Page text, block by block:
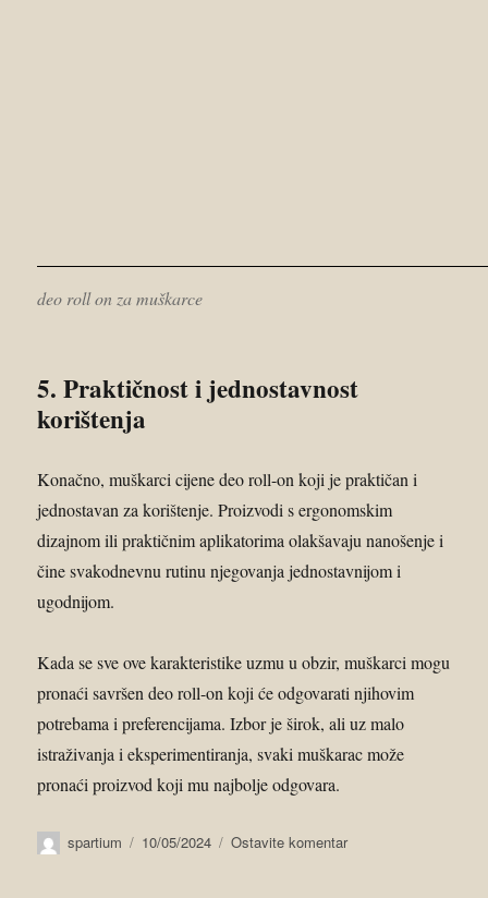
deo roll on za muškarce
5. Praktičnost i jednostavnost
korištenja
Konačno, muškarci cijene deo roll-on koji je praktičan i
jednostavan za korištenje. Proizvodi s ergonomskim
dizajnom ili praktičnim aplikatorima olakšavaju nanošenje i
čine svakodnevnu rutinu njegovanja jednostavnijom i
ugodnijom.
Kada se sve ove karakteristike uzmu u obzir, muškarci mogu
pronaći savršen deo roll-on koji će odgovarati njihovim
potrebama i preferencijama. Izbor je širok, ali uz malo
istraživanja i eksperimentiranja, svaki muškarac može
pronaći proizvod koji mu najbolje odgovara.
spartium 10/05/2024 Ostavite komentar